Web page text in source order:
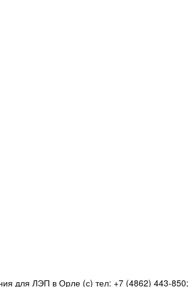
для ЛЭП в Орле (с) тел: +7 (4862) 443-850;